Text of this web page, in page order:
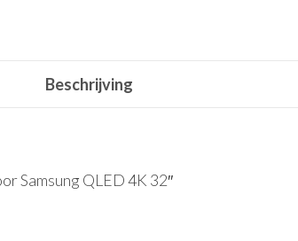
Beschrijving
Samsung QLED 4K 32″